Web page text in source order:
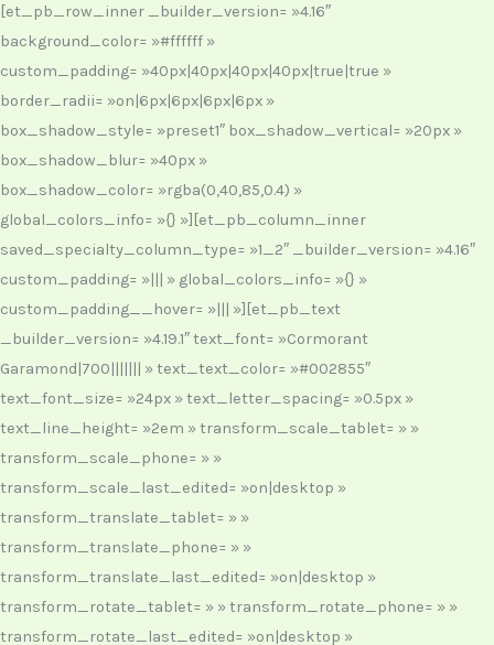
[et_pb_row_inner _builder_version= »4.16″
background_color= »#ffffff »
custom_padding= »40px|40px|40px|40px|true|true »
border_radii= »on|6px|6px|6px|6px »
box_shadow_style= »preset1″ box_shadow_vertical= »20px »
box_shadow_blur= »40px »
box_shadow_color= »rgba(0,40,85,0.4) »
global_colors_info= »{} »][et_pb_column_inner
saved_specialty_column_type= »1_2″ _builder_version= »4.16″
custom_padding= »||| » global_colors_info= »{} »
custom_padding__hover= »||| »][et_pb_text
_builder_version= »4.19.1″ text_font= »Cormorant
Garamond|700||||||| » text_text_color= »#002855″
text_font_size= »24px » text_letter_spacing= »0.5px »
text_line_height= »2em » transform_scale_tablet= » »
transform_scale_phone= » »
transform_scale_last_edited= »on|desktop »
transform_translate_tablet= » »
transform_translate_phone= » »
transform_translate_last_edited= »on|desktop »
transform_rotate_tablet= » » transform_rotate_phone= » »
transform_rotate_last_edited= »on|desktop »